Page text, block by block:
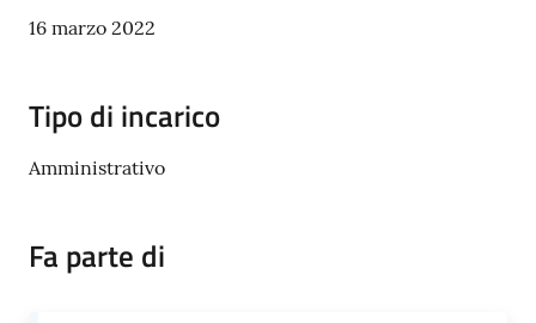
i
o
e
i
16 marzo 2022
Tipo di incarico
Amministrativo
Fa parte di